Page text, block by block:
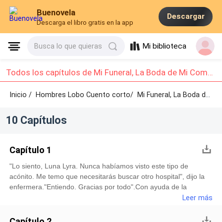
Buenovela
Descarga el libro gratis en la app
Descargar
Busca lo que quieras Mi biblioteca
Todos los capítulos de Mi Funeral, La Boda de Mi Compañero Alfa: Capítulo 1 - Capítulo 10
Inicio / Hombres Lobo Cuento corto/Mi Funeral, La Boda de Mi Compañero Alfa /
10 Capítulos
Capítulo 1
"Lo siento, Luna Lyra. Nunca habíamos visto este tipo de
acónito. Me temo que necesitarás buscar otro hospital", dijo la
enfermera."Entiendo. Gracias por todo".Con ayuda de la
enfermera, me levanté de la cama del hospital."¿Te gustaría
es necesario", respondí de inmediato.Al enterarse del regreso
Leer más